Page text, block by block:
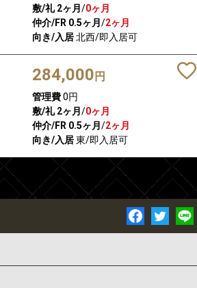
敷/礼 2ヶ月 /0ヶ月
仲介/FR 0.5ヶ月 /2ヶ月
向き/入居北西/即入居可
284,000 円
管理費0円
敷/礼 2ヶ月 /0ヶ月
仲介/FR 0.5ヶ月 /2ヶ月
向き/入居東/即入居可